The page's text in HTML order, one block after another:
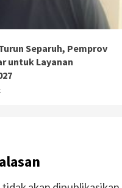
Separuh, Pemprov
untuk Layanan